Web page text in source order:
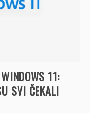
11:
SVI ČEKALI